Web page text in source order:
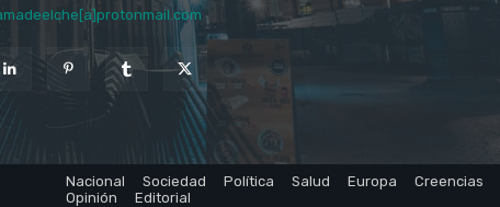
Nacional Sociedad Política Salud Europa Creencias
Opinión
Editorial